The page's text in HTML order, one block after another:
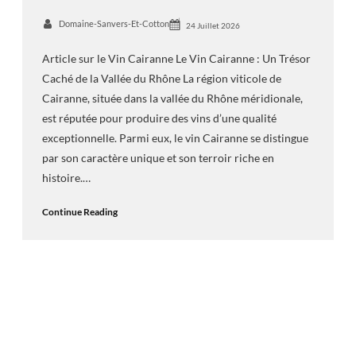
Domaine-Sanvers-Et-Cotton 24 Juillet 2026
Article sur le Vin Cairanne Le Vin Cairanne : Un Trésor
Caché de la Vallée du Rhône La région viticole de
Cairanne, située dans la vallée du Rhône méridionale,
est réputée pour produire des vins d’une qualité
exceptionnelle. Parmi eux, le vin Cairanne se distingue
par son caractère unique et son terroir riche en
histoire.…
Continue Reading